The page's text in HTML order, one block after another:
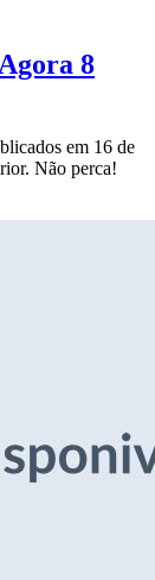
8
em 16 de
Não perca!